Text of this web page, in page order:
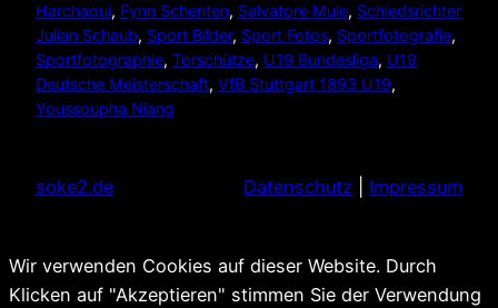
Harchaoui, Fynn Schenten, Salvatore Mule, Schiedsrichter
Julian Schaub, Sport Bilder, Sport Fotos, Sportfotografie
Sportfotographie, Torschütze, U19 Bundesliga, U19
Deutsche Meisterschaft, VfB Stuttgart 1893 U19
Youssoupha Niang
soke2.de Datenschutz Impressum
Wir verwenden Cookies auf dieser Website. Durch
Klicken auf "Akzeptieren" stimmen Sie der Verwendung